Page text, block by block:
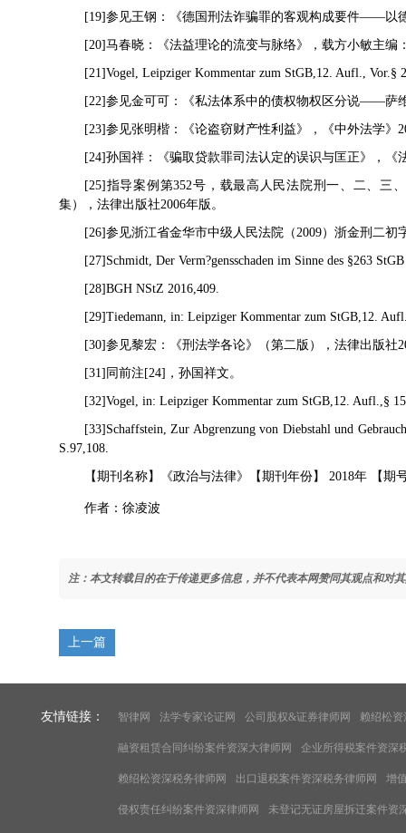
[19]参见王钢：《德国刑法诈骗罪的客观构成要件——以
[20]马春晓：《法益理论的流变与脉络》，载方小敏主
[21]Vogel, Leipziger Kommentar zum StGB,12. Aufl., Vor.§
[22]参见金可可：《私法体系中的债权物权区分说——萨
[23]参见张明楷：《论盗窃财产性利益》，《中外法学》
[24]孙国祥：《骗取贷款罪司法认定的误识与匡正》，《
[25]指导案例第352号，载最高人民法院刑一、二、三
集），法律出版社2006年版。
[26]参见浙江省金华市中级人民法院（2009）浙金刑二初
[27]Schmidt, Der Verm?gensschaden im Sinne des §263
[28]BGH NStZ 2016,409.
[29]Tiedemann, in: Leipziger Kommentar zum StGB,12.
[30]参见黎宏：《刑法学各论》（第二版），法律出版社
[31]同前注[24]，孙国祥文。
[32]Vogel, in: Leipziger Kommentar zum StGB,12. Aufl.,§
[33]Schaffstein, Zur Abgrenzung von Diebstahl und
S.97,108.
【期刊名称】《政治与法律》【期刊年份】 2018年 【期
作者：徐凌波
注：本文转载目的在于传递更多信息，并不代表本网赞同其观点和对
上一篇
友情链接： 智律网 法学专家论证网 公司股权&证券律师网 赖绍松资
融资租赁合同纠纷案件资深大律师网 企业所得税案件资深
赖绍松资深税务律师网 出口退税案件资深税务律师网 增
侵权责任纠纷案件资深律师网 未登记无证房屋拆迁案件资